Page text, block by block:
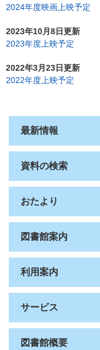
2024年度映画上映予定
2023年10月8日更新
2023年度上映予定
2022年3月23日更新
2022年度上映予定
最新情報
資料の検索
おたより
図書館案内
利用案内
サービス
図書館概要